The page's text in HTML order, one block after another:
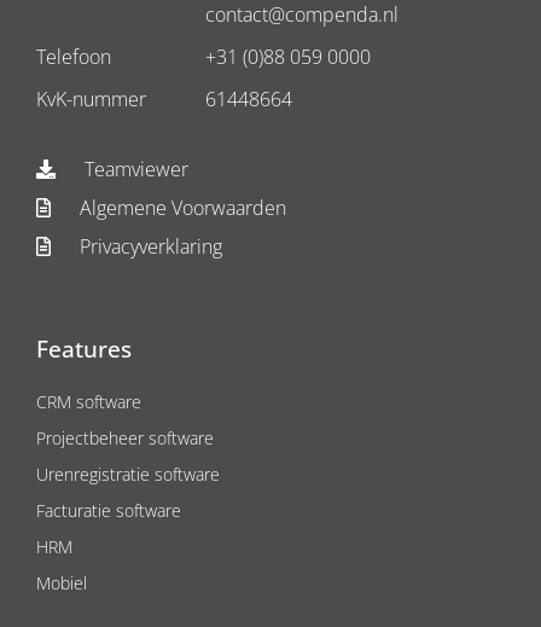
contact@compenda.nl
Telefoon
+31 (0)88 059 0000
KvK-nummer
61448664
Teamviewer
Algemene Voorwaarden
Privacyverklaring
Features
CRM software
Projectbeheer software
Urenregistratie software
Facturatie software
HRM
Mobiel